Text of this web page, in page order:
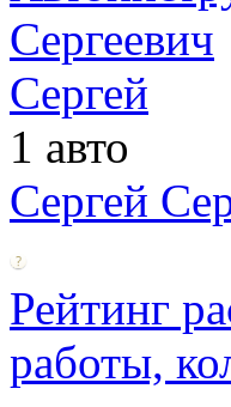
1 авто
Сергей
Рейтинг
работы,